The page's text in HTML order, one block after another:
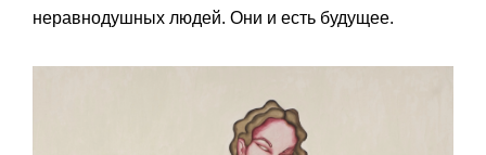
неравнодушных людей. Они и есть будущее.